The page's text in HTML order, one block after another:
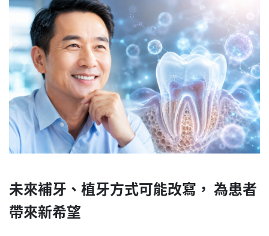
未來補牙、植牙方式可能改寫， 為患者
帶來新希望